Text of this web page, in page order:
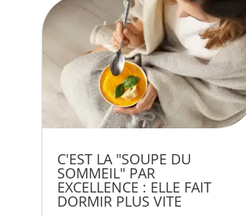
C'EST LA "SOUPE DU
SOMMEIL" PAR
EXCELLENCE : ELLE FAIT
DORMIR PLUS VITE